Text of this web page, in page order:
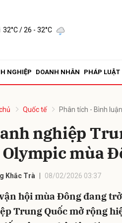
32°C/ 26 - 32°C
NGHIỆP DOANH NHÂN PHÁP LUẬT
Quốc tế Phân tích - Bình luận
nghiệp
mùa
Khắc Trà 08/02/2026 03:37
hội mùa Đông đang
Trung Quốc mở rộng